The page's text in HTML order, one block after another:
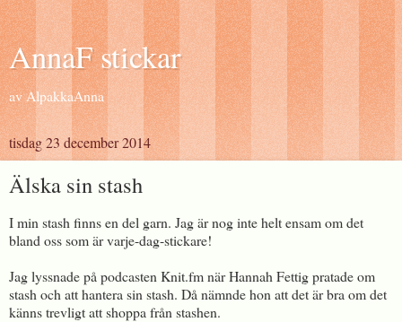
AnnaF stickar
av AlpakkaAnna
tisdag 23 december 2014
Älska sin stash
I min stash finns en del garn. Jag är nog inte helt ensam om det
bland oss som är varje-dag-stickare!
Jag lyssnade på podcasten Knit.fm när Hannah Fettig pratade om
stash och att hantera sin stash. Då nämnde hon att det är bra om det
känns trevligt att shoppa från stashen.